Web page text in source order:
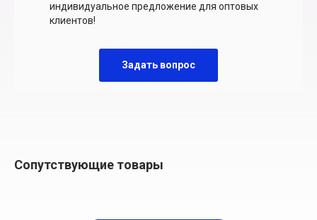
индивидуальное предложение для оптовых
клиентов!
Задать вопрос
Сопутствующие товары